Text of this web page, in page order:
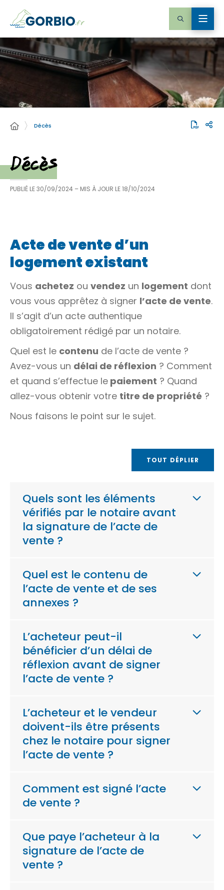
Décès
Décès
PUBLIÉ LE30/09/2024 – MIS À JOUR LE18/10/2024
Acte de vente d’un
logement existant
Vous achetez ou vendez un logement dont
vous vous apprêtez à signer l’acte de vente.
Il s’agit d’un acte authentique
obligatoirement rédigé par un notaire.
Quel est le contenu de l’acte de vente ?
Avez-vous un délai de réflexion ? Comment
et quand s’effectue le paiement ? Quand
allez-vous obtenir votre titre de propriété ?
Nous faisons le point sur le sujet.
TOUT DÉPLIER
Quels sont les éléments
vérifiés par le notaire avant
la signature de l’acte de
vente ?
Quel est le contenu de
l’acte de vente et de ses
annexes ?
L’acheteur peut-il
bénéficier d’un délai de
réflexion avant de signer
l’acte de vente ?
L’acheteur et le vendeur
doivent-ils être présents
chez le notaire pour signer
l’acte de vente ?
Comment est signé l’acte
de vente ?
Que paye l’acheteur à la
signature de l’acte de
vente ?